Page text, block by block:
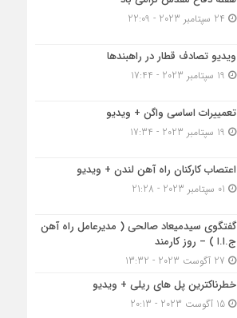
ویدیو تصادف قطار در راهبندها
تعمییرات اساسی واگن + ویدیو
اعتصاب کارکنان راه آهن لندن + ویدیو
گفتگوی سیدمیعاد صالحی ( مدیرعامل راه آهن
ج.ا.ا ) – روز کارمند
خطرناکترین پل های ریلی + ویدیو
15 آگوست 2023 - 20:13